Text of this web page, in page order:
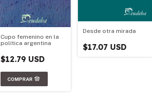
Cupo femenino en la
política argentina
$12.79 USD
Desde otra mirada
$17.07 USD